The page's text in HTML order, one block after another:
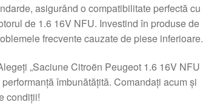
asigurând o compatibilitate perfectă cu
de 1.6 16V NFU. Investind în produse de
frecvente cauzate de piese inferioare.
„Saciune Citroën Peugeot 1.6 16V NFU
îmbunătățită. Comandați acum și
condiții!